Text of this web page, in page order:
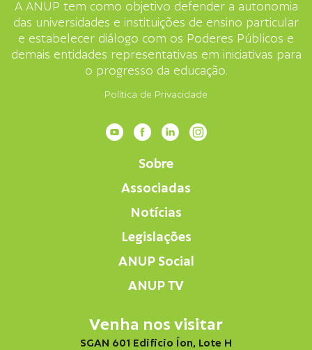
A ANUP tem como objetivo defender a autonomia
das universidades e instituições de ensino particular
e estabelecer diálogo com os Poderes Públicos e
demais entidades representativas em iniciativas para
o progresso da educação.
Política de Privacidade
Sobre
Associadas
Notícias
Legislações
ANUP Social
ANUP TV
Venha nos visitar
SGAN 601 Edifício Íon, Lote H